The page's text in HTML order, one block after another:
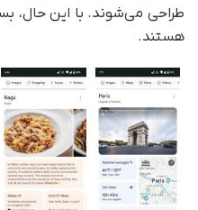
طراحی می‌شوند. با این حال،
هستند.